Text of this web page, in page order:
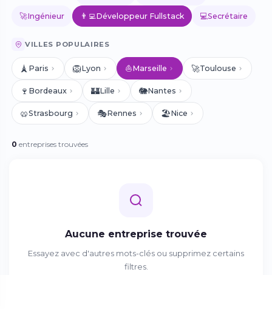
🚀Ingénieur 👨‍💻Développeur Fullstack 💻Secrétaire
VILLES POPULAIRES
🗼 Paris 🦁Lyon ⛵Marseille 🚀Toulouse
🍷 Bordeaux 🏰Lille 🐘Nantes
🥨Strasbourg 🎭Rennes 🏖️Nice
0 entreprises trouvées
Aucune entreprise trouvée
Essayez avec d'autres mots-clés ou supprimez certains
filtres.